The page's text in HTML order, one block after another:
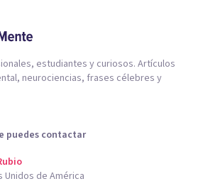
estudiantes y curiosos. Artículos
neurociencias, frases célebres y
puedes contactar
Unidos de América